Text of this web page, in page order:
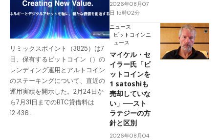
リミックスポイント（3825）は7
日、保有するビットコイン（）の
レンディング運用とアルトコイン
のステーキングについて、直近の
運用実績を開示した。2月24日か
ら7月31日までのBTC貸借料は
12.436…
2026年08月07
日 15時02分
ニュース
ビットコインニ
ュース
マイケル・セ
イラー氏「ビ
ットコインを
1 satoshiも
売却していな
い」──スト
ラテジーの方
針と区別
2026年08月04